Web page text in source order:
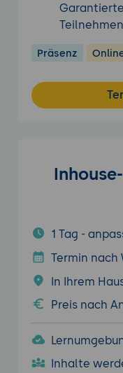
Präsenz
1 Tag -
Termin nach
In Ihrem
Preis nach
Inhalte